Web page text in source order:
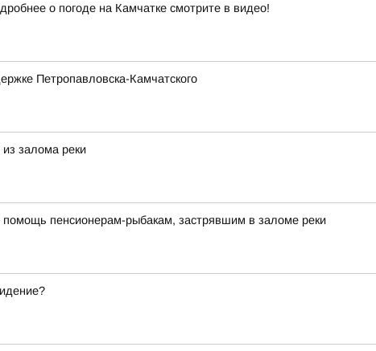
о погоде на Камчатке смотрите в видео!
Петропавловска-Камчатского
залома реки
пенсионерам-рыбакам, застрявшим в заломе реки